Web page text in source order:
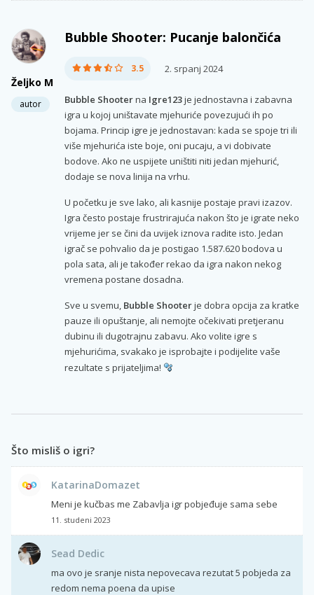
Željko M
autor
Bubble Shooter: Pucanje balončića
3.5 2. srpanj 2024
Bubble Shooterna Igre123je jednostavna i zabavna
igra u kojoj uništavate mjehuriće povezujući ih po
bojama. Princip igre je jednostavan: kada se spoje tri ili
više mjehurića iste boje, oni pucaju, a vi dobivate
bodove. Ako ne uspijete uništiti niti jedan mjehurić,
dodaje se nova linija na vrhu.
U početku je sve lako, ali kasnije postaje pravi izazov.
Igra često postaje frustrirajuća nakon što je igrate neko
vrijeme jer se čini da uvijek iznova radite isto. Jedan
igrač se pohvalio da je postigao 1.587.620 bodova u
pola sata, ali je također rekao da igra nakon nekog
vremena postane dosadna.
Sve u svemu, Bubble Shooterje dobra opcija za kratke
pauze ili opuštanje, ali nemojte očekivati pretjeranu
dubinu ili dugotrajnu zabavu. Ako volite igre s
mjehurićima, svakako je isprobajte i podijelite vaše
rezultate s prijateljima!
Što misliš o igri?
KatarinaDomazet
Meni je kučbas me Zabavlja igr pobjeđuje sama sebe
11. studeni 2023
Sead Dedic
ma ovo je sranje nista nepovecava rezutat 5 pobjeda za
redom nema poena da upise